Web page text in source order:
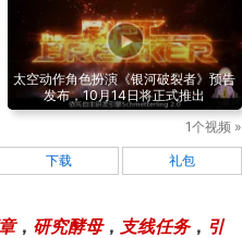
太空动作角色扮演《银河破裂者》预告
发布，10月14日将正式推出
1个视频 »
下载 礼包
， 研究酵母， 支线任务， 引